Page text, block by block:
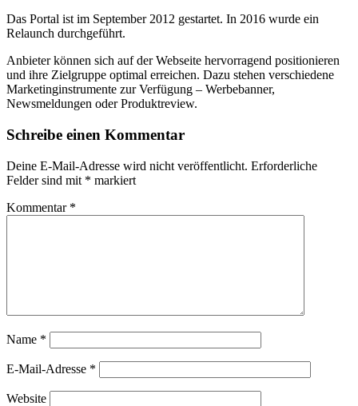
Das Portal ist im September 2012 gestartet. In 2016 wurde ein
Relaunch durchgeführt.
Anbieter können sich auf der Webseite hervorragend positionieren
und ihre Zielgruppe optimal erreichen. Dazu stehen verschiedene
Marketinginstrumente zur Verfügung – Werbebanner,
Newsmeldungen oder Produktreview.
Schreibe einen Kommentar
Deine E-Mail-Adresse wird nicht veröffentlicht. Erforderliche
Felder sind mit * markiert
Kommentar *
Name *
E-Mail-Adresse *
Website